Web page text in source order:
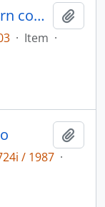
Blood of the Leviathan: western contact and warfare in Amazonia
· Item ·
/ 1987 ·